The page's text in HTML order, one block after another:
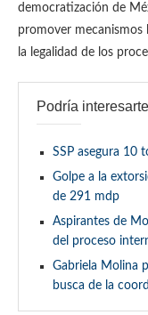
democratización de
promover mecanismos
la legalidad de los
Podría
SSP asegura 10
Golpe a la
de 291 mdp
Aspirantes de
del proceso
Gabriela Molina
busca de la